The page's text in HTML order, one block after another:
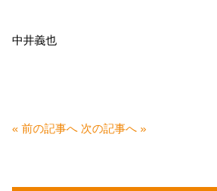
中井義也
« 前の記事へ 次の記事へ »